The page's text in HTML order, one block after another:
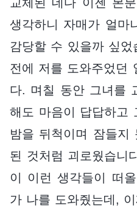
생각하니 자매가 얼마
감당할 수 있을까 싶
전에 저를 도와주었던
다. 며칠 동안 그녀를
해도 마음이 답답하고
밤을 뒤척이며 잠들지
된 것처럼 괴로웠습니
이 이런 생각들이 떠
가 나를 도와줬는데,